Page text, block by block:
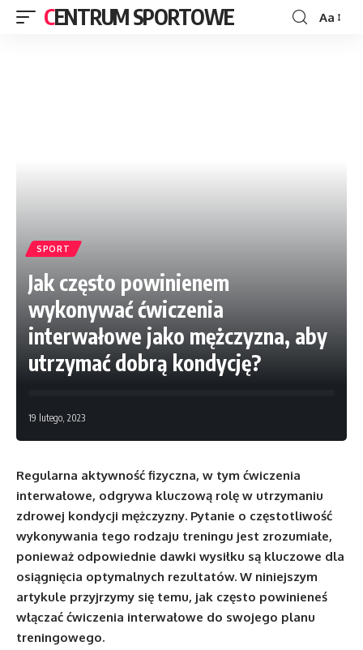
CENTRUM SPORTOWE Aa
SPORT
Jak często powinienem
wykonywać ćwiczenia
interwałowe jako mężczyzna, aby
utrzymać dobrą kondycję?
19 lutego, 2023
Regularna aktywność fizyczna, w tym ćwiczenia
interwałowe, odgrywa kluczową rolę w utrzymaniu
zdrowej kondycji mężczyzny. Pytanie o częstotliwość
wykonywania tego rodzaju treningu jest zrozumiałe,
ponieważ odpowiednie dawki wysiłku są kluczowe dla
osiągnięcia optymalnych rezultatów. W niniejszym
artykule przyjrzymy się temu, jak często powinieneś
włączać ćwiczenia interwałowe do swojego planu
treningowego.